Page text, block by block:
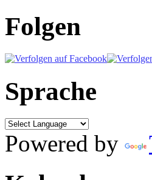
Folgen
Sprache
Powered by